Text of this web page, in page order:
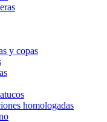
y copas
homologadas